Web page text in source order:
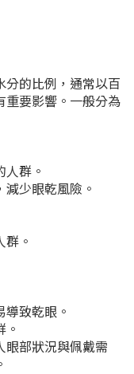
分的比例，通常以百
重要影響。一般分為
群。
少眼乾風險。
。
致乾眼。
眼部狀況與佩戴需